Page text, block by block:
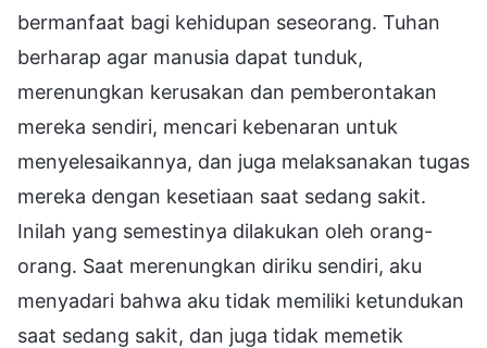
bermanfaat bagi kehidupan seseorang. Tuhan
berharap agar manusia dapat tunduk,
merenungkan kerusakan dan pemberontakan
mereka sendiri, mencari kebenaran untuk
menyelesaikannya, dan juga melaksanakan tugas
mereka dengan kesetiaan saat sedang sakit.
Inilah yang semestinya dilakukan oleh orang-
orang. Saat merenungkan diriku sendiri, aku
menyadari bahwa aku tidak memiliki ketundukan
saat sedang sakit, dan juga tidak memetik